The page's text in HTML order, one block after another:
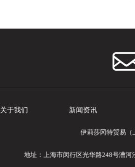
关于我们 新闻资讯
伊莉莎冈特贸易（
地址：上海市闵行区光华路248号漕